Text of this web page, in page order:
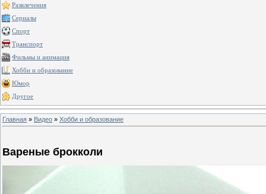
Развлечения
Сериалы
Спорт
Транспорт
Фильмы и анимация
Хобби и образование
Юмор
Другое
Главная » Видео » Хобби и образование
Вареные брокколи